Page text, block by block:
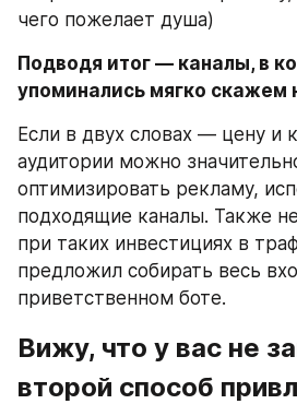
чего пожелает душа)
Подводя итог — каналы, в
упоминались мягко скажем
Если в двух словах — цену и
аудитории можно
оптимизировать рекламу,
подходящие каналы. Также
при таких инвестициях в
предложил собирать весь
приветственном боте.
Вижу, что у вас не
второй способ